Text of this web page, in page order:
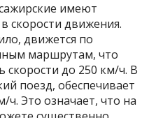
имеют
скорости движения.
движется по
маршрутам, что
скорости до 250 км/ч. В
поезд, обеспечивает
ч. Это означает, что на